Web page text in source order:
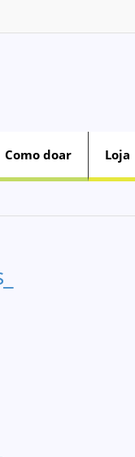
Como doar Loja